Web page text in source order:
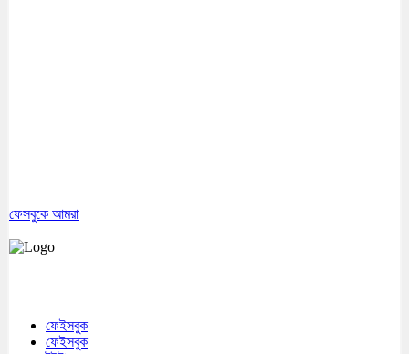
ফেসবুকে আমরা
ফেইসবুক
ফেইসবুক